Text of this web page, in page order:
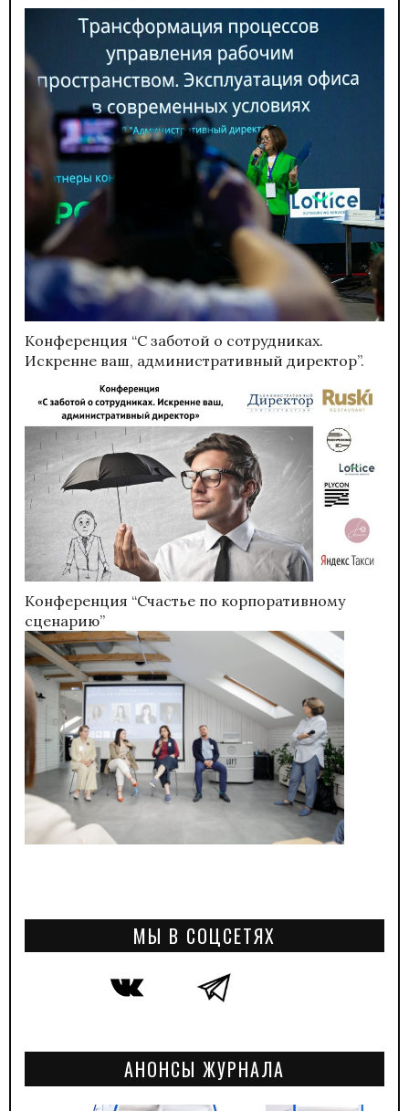
Конференция “С заботой о сотрудниках.
Искренне ваш, административный директор”.
Конференция “Счастье по корпоративному
сценарию”
МЫ В СОЦСЕТЯХ
АНОНСЫ ЖУРНАЛА